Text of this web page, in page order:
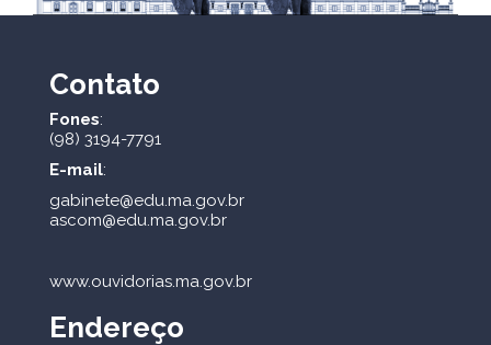
Contato
Fones:
(98) 3194-7791
E-mail:
gabinete@edu.ma.gov.br
ascom@edu.ma.gov.br
www.ouvidorias.ma.gov.br
Endereço